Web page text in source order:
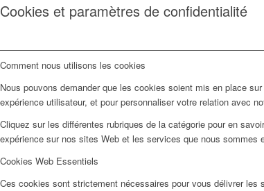
Cookies et paramètres de confidentialité
Comment nous utilisons les cookies
Nous pouvons demander que les cookies soient mis en place
expérience utilisateur, et pour personnaliser votre relation avec
Cliquez sur les différentes rubriques de la catégorie pour en
expérience sur nos sites Web et les services que nous sommes
Cookies Web Essentiels
Ces cookies sont strictement nécessaires pour vous délivrer